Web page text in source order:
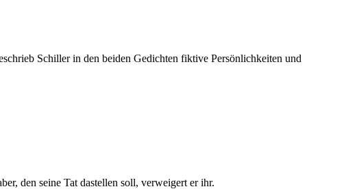
Schiller in den beiden Gedichten fiktive Persönlichkeiten und
den seine Tat dastellen soll, verweigert er ihr.